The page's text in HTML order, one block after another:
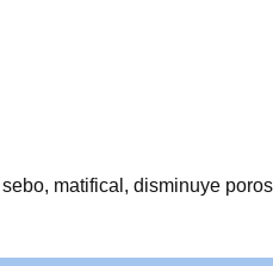
matifical, disminuye